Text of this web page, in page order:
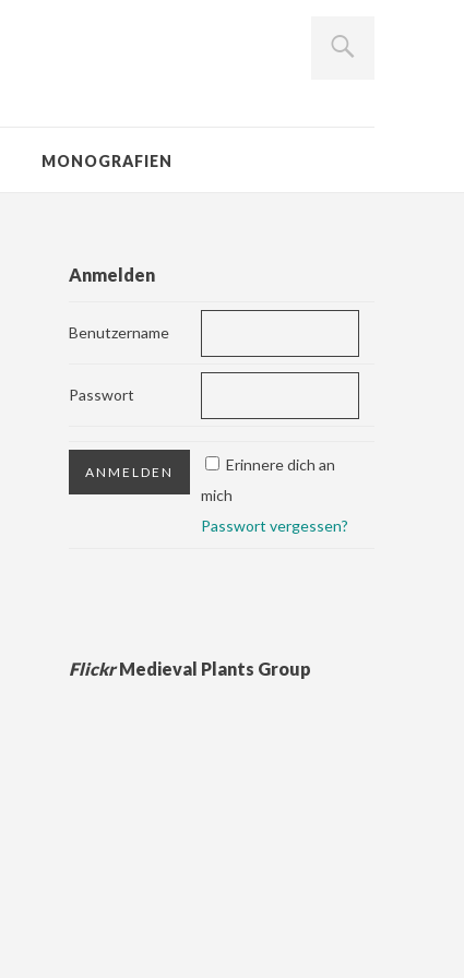
MONOGRAFIEN
Anmelden
Benutzername
Passwort
Erinnere dich an
mich
Passwort vergessen?
FlickrMedieval Plants Group